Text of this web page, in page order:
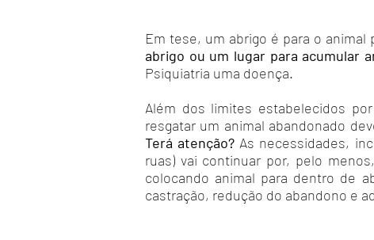
Em tese, um abrigo é para o
abrigo ou um lugar para acumular
Psiquiatria uma doença.
Além dos limites estabelecidos
resgatar um animal abandonado
Terá atenção? As necessidades,
ruas) vai continuar por, pelo
colocando animal para dentro de
castração, redução do abandono e